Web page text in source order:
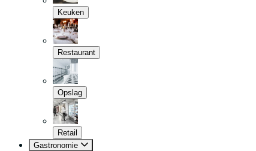
Keuken
Restaurant
Opslag
Retail
Gastronomie